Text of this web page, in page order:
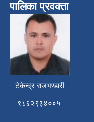
पालिका प्रवक्ता
टेकेन्द्र राजभण्डारी
९८६२९३४००५